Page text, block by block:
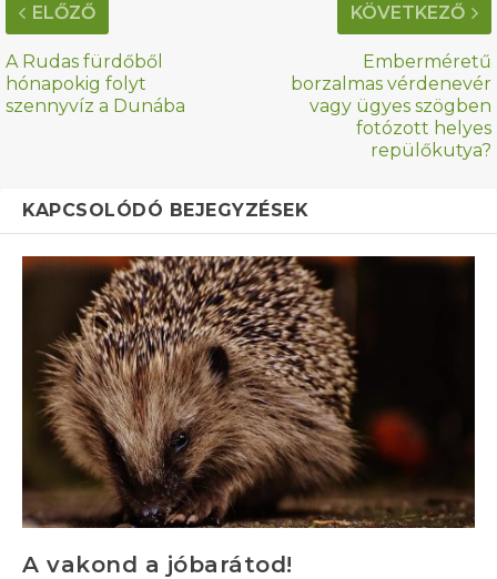
ELŐZŐ
A Rudas fürdőből
hónapokig folyt
szennyvíz a Dunába
KÖVETKEZŐ
Emberméretű
borzalmas vérdenevér
vagy ügyes szögben
fotózott helyes
repülőkutya?
KAPCSOLÓDÓ BEJEGYZÉSEK
A vakond a jóbarátod!